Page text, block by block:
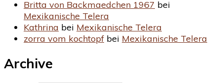
Britta von Backmaedchen 1967 bei
Mexikanische Telera
Kathrina bei Mexikanische Telera
zorra vom kochtopf bei Mexikanische Telera
Archive